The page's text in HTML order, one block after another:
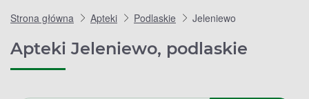
Strona główna Apteki Podlaskie Jeleniewo
Apteki Jeleniewo, podlaskie